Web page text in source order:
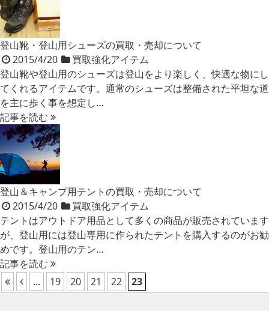
登山靴・登山用シューズの買取・売却について
2015/4/20
買取強化アイテム
登山靴や登山用のシューズは登山をより楽しく、快適な物にし
てくれるアイテムです。通常のシューズは整備された平坦な道
を主に歩く事を想定し…
記事を読む
登山＆キャンプ用テントの買取・売却について
2015/4/20
買取強化アイテム
テントはアウトドア用品として多くの商品が販売されています
が、登山用には登山専用に作られたテントを購入するのがお勧
めです。登山用のテン…
記事を読む
...
19 20 21 22 23